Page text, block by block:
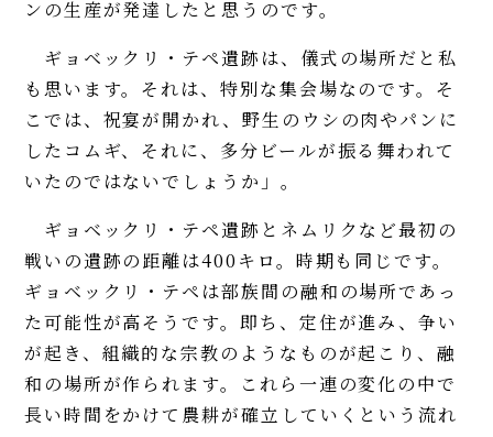
ンの生産が発達したと思うのです。
ギョベックリ・テペ遺跡は、儀式の場所だと私
も思います。それは、特別な集会場なのです。そ
こでは、祝宴が開かれ、野生のウシの肉やパンに
したコムギ、それに、多分ビールが振る舞われて
いたのではないでしょうか」。
ギョベックリ・テペ遺跡とネムリクなど最初の
戦いの遺跡の距離は400キロ。時期も同じです。
ギョベックリ・テペは部族間の融和の場所であっ
た可能性が高そうです。即ち、定住が進み、争い
が起き、組織的な宗教のようなものが起こり、融
和の場所が作られます。これら一連の変化の中で
長い時間をかけて農耕が確立していくという流れ